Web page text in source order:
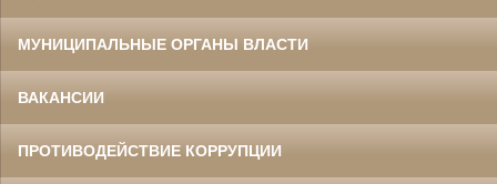
МУНИЦИПАЛЬНЫЕ ОРГАНЫ ВЛАСТИ
ВАКАНСИИ
ПРОТИВОДЕЙСТВИЕ КОРРУПЦИИ